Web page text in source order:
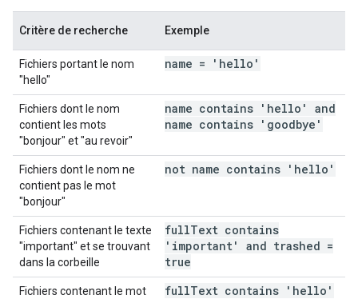
Critère de recherche Exemple
Fichiers portant le nom
"hello"
name = 'hello'
Fichiers dont le nom
contient les mots
"bonjour" et "au revoir"
name contains 'hello' and
name contains 'goodbye'
Fichiers dont le nom ne
contient pas le mot
"bonjour"
not name contains 'hello'
Fichiers contenant le texte
"important" et se trouvant
dans la corbeille
fullText contains
'important' and trashed =
true
Fichiers contenant le mot
fullText contains 'hello'